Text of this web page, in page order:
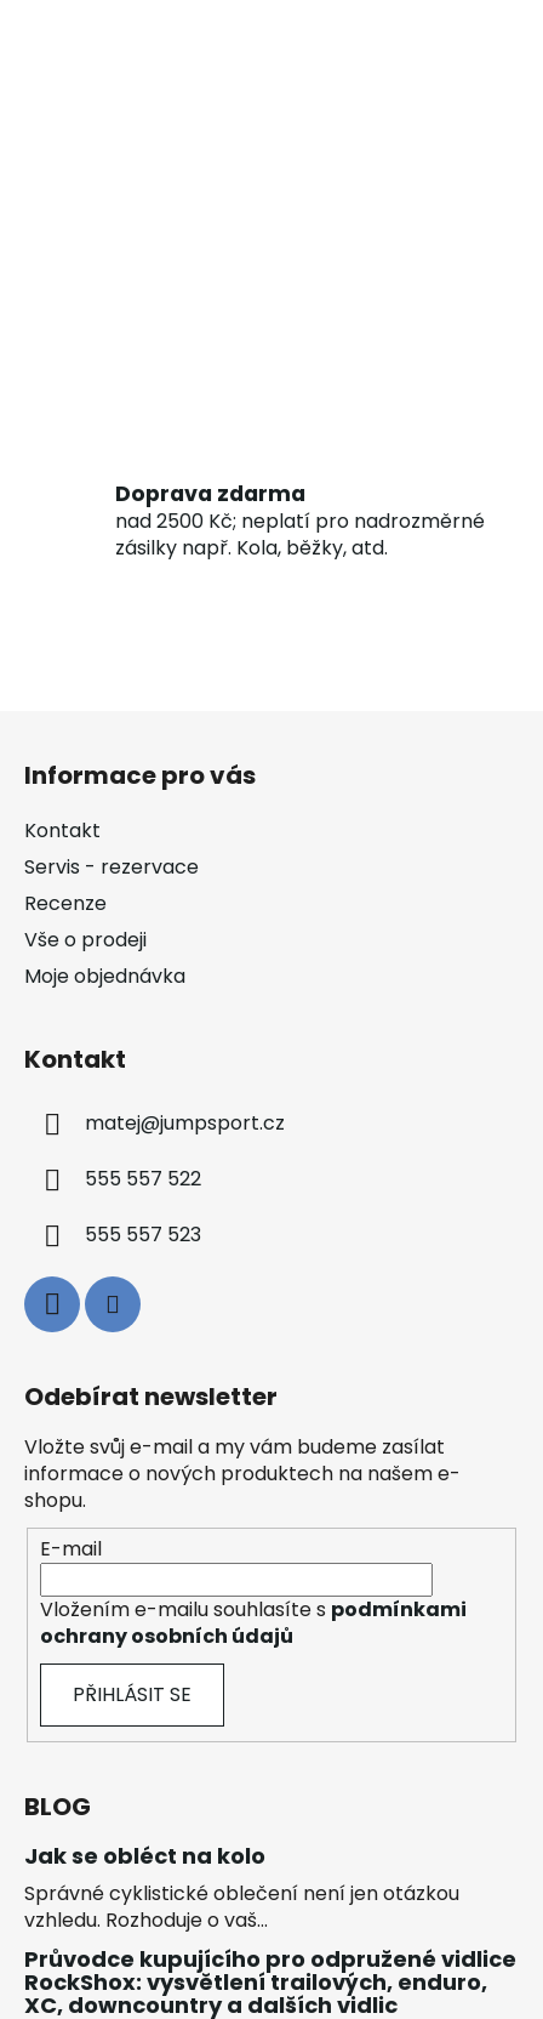
Doprava zdarma
nad 2500 Kč; neplatí pro nadrozměrné
zásilky např. Kola, běžky, atd.
Informace pro vás
Kontakt
Servis - rezervace
Recenze
Vše o prodeji
Moje objednávka
Kontakt
matej@jumpsport.cz
555 557 522
555 557 523
Odebírat newsletter
Vložte svůj e-mail a my vám budeme zasílat
informace o nových produktech na našem e-
shopu.
E-mail
Vložením e-mailu souhlasíte s podmínkami
ochrany osobních údajů
PŘIHLÁSIT SE
BLOG
Jak se obléct na kolo
Správné cyklistické oblečení není jen otázkou
vzhledu. Rozhoduje o vaš...
Průvodce kupujícího pro odpružené vidlice
RockShox: vysvětlení trailových, enduro,
XC, downcountry a dalších vidlic